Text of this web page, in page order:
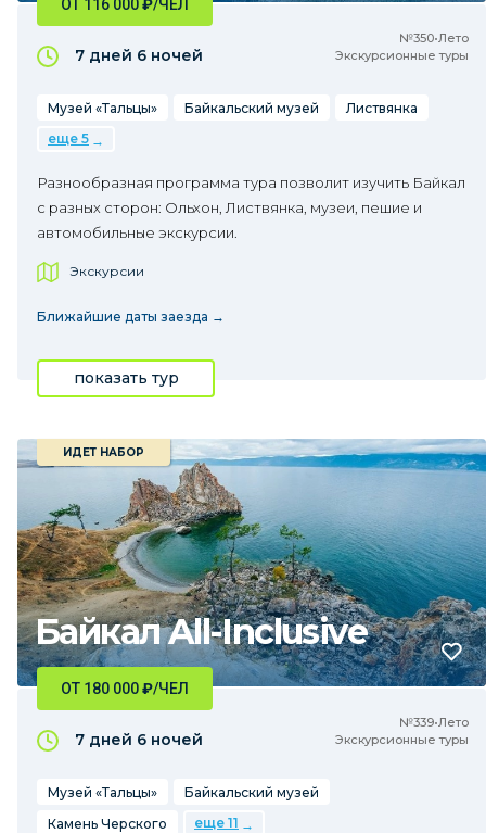
№350•Лето
Экскурсионные туры
ОТ 116 000₽/ЧЕЛ
7 дней 6 ночей
Музей «Тальцы» Байкальский музей
Листвянка
еще 5
Разнообразная программа тура позволит изучить Байкал
с разных сторон: Ольхон, Листвянка, музеи, пешие и
автомобильные экскурсии.
Экскурсии
Ближайшие даты заезда →
показать тур
Байкал All-Inclusive
ИДЕТ НАБОР
№339•Лето
Экскурсионные туры
ОТ 180 000₽/ЧЕЛ
7 дней 6 ночей
Музей «Тальцы»
Байкальский музей
Камень Черского
еще 11